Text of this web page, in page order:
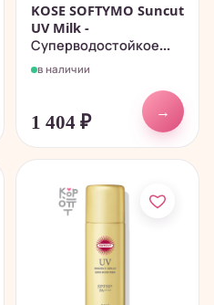
KOSE SOFTYMO Suncut
UV Milk -
Суперводостойкое...
в наличии
1 404 ₽
→